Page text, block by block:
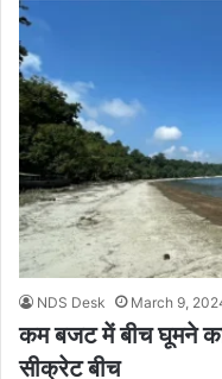
NDS Desk March 9,
कम बजट में बीच घूमने
सीक्रेट बीच